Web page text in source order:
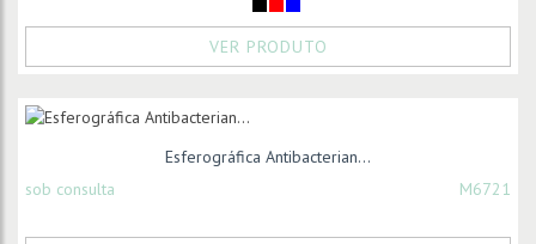
VER PRODUTO
Esferográfica Antibacterian...
sob consulta
M6721